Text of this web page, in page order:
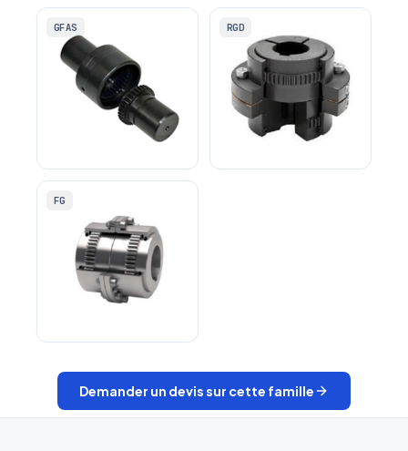
GFAS RGD
FG
Demander un devis sur cette famille